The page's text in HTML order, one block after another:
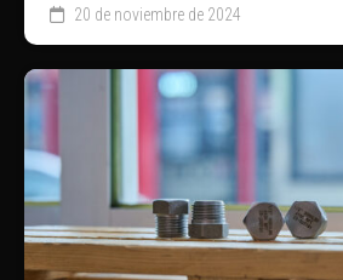
20 de noviembre de 2024